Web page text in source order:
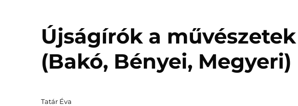
Újságírók a
(Bakó, Bényei, Megyeri)
Szerző
Tatár Éva